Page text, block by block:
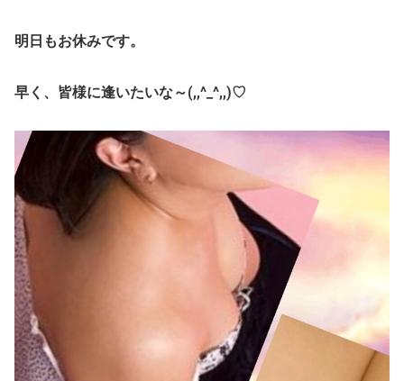
明日もお休みです。
早く、皆様に逢いたいな～(,,^_^,,)♡